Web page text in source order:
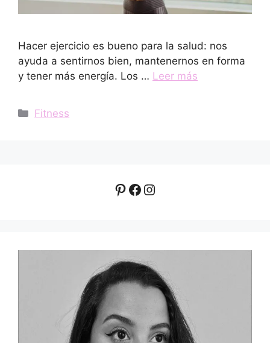
Hacer ejercicio es bueno para la salud: nos
ayuda a sentirnos bien, mantenernos en forma
y tener más energía. Los … Leer más
Categorías
Fitness
Pinterest
Facebook
Instagram